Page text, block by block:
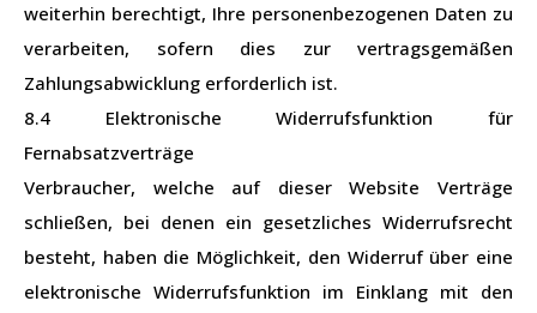
weiterhin berechtigt, Ihre personenbezogenen Daten zu
verarbeiten, sofern dies zur vertragsgemäßen
Zahlungsabwicklung erforderlich ist.
8.4 Elektronische Widerrufsfunktion für
Fernabsatzverträge
Verbraucher, welche auf dieser Website Verträge
schließen, bei denen ein gesetzliches Widerrufsrecht
besteht, haben die Möglichkeit, den Widerruf über eine
elektronische Widerrufsfunktion im Einklang mit den